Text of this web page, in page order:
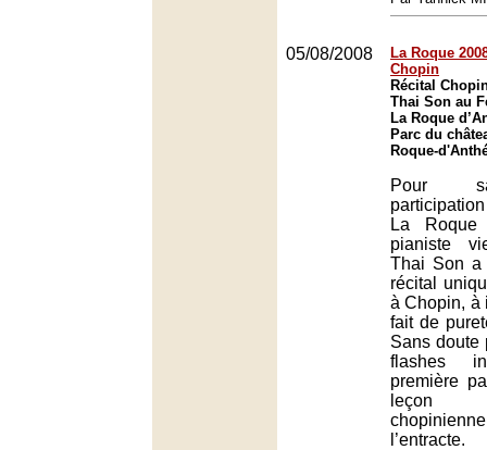
05/08/2008
La Roque
Chopin
Récital
Thai Son au
La Roque
Parc du
Roque-
Pour
La Roque
pianiste
Thai Son a
récital
à Chopin, à
fait de
Sans doute
flashes
première
leçon
l’entracte.